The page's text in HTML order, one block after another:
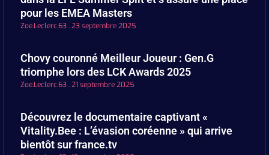
pour les EMEA Masters
Zoe.Leclerc.63 23 septembre 2025
Chovy couronné Meilleur Joueur : Gen.G
triomphe lors des LCK Awards 2025
Zoe.Leclerc.63 21 septembre 2025
Découvrez le documentaire captivant «
Vitality.Bee : L’évasion coréenne » qui arrive
bientôt sur france.tv